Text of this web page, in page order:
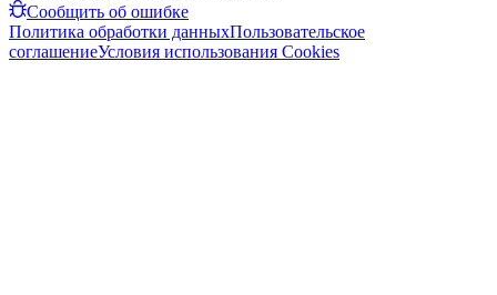
Сообщить об ошибке
Политика обработки данныхПользовательское
соглашениеУсловия использования Cookies